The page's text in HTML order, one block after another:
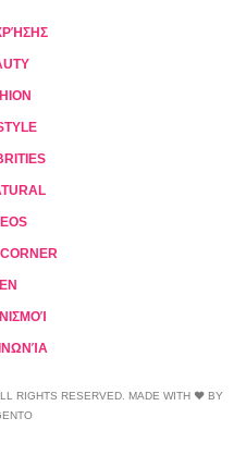
RIGHTS RESERVED. MADE WITH ❤ BY